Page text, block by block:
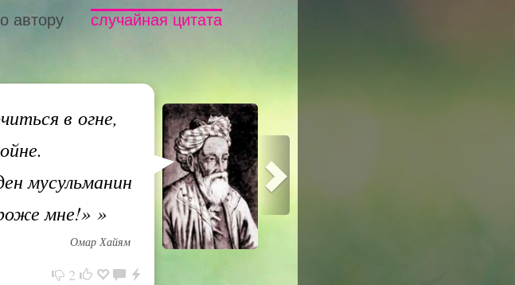
автору случайная цитата
в огне,
мусульманин
мне!» »
Омар Хайям
2